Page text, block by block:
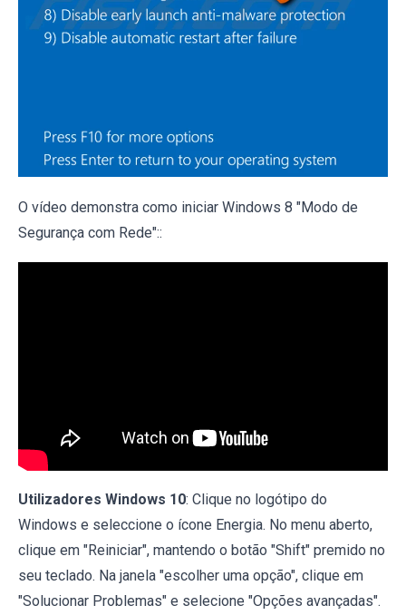
O vídeo demonstra como iniciar Windows 8 "Modo de
Segurança com Rede"::
Utilizadores Windows 10: Clique no logótipo do
Windows e seleccione o ícone Energia. No menu aberto,
clique em "Reiniciar", mantendo o botão "Shift" premido no
seu teclado. Na janela "escolher uma opção", clique em
"Solucionar Problemas" e selecione "Opções avançadas".